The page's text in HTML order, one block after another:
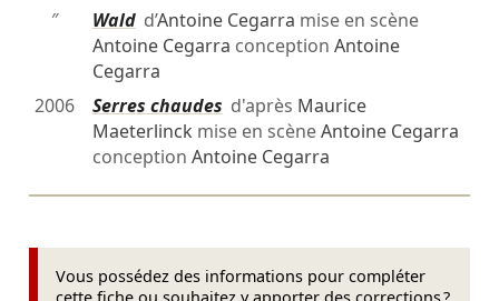
″
Waldd’Antoine Cegarra mise en scène
Antoine Cegarra conception Antoine
Cegarra
2006
Serres chaudes d'après Maurice
Maeterlinck mise en scèneAntoine Cegarra
conception Antoine Cegarra
Vous possédez des informations pour compléter